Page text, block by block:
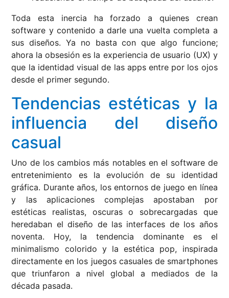
Toda esta inercia ha forzado a quienes crean
software y contenido a darle una vuelta completa a
sus diseños. Ya no basta con que algo funcione;
ahora la obsesión es la experiencia de usuario (UX) y
que la identidad visual de las apps entre por los ojos
desde el primer segundo.
Tendencias estéticas y la
influencia del diseño
casual
Uno de los cambios más notables en el software de
entretenimiento es la evolución de su identidad
gráfica. Durante años, los entornos de juego en línea
y las aplicaciones complejas apostaban por
estéticas realistas, oscuras o sobrecargadas que
heredaban el diseño de las interfaces de los años
noventa. Hoy, la tendencia dominante es el
minimalismo colorido y la estética pop, inspirada
directamente en los juegos casuales de smartphones
que triunfaron a nivel global a mediados de la
década pasada.